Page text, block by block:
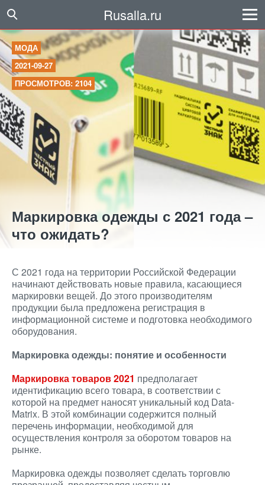
Rusalla.ru
МОДА
2021-09-27
ПРОСМОТРОВ: 2104
Маркировка одежды с 2021 года –
что ожидать?
С 2021 года на территории Российской Федерации
начинают действовать новые правила, касающиеся
маркировки вещей. До этого производителям
продукции была предложена регистрация в
информационной системе и подготовка необходимого
оборудования.
Маркировка одежды: понятие и особенности
Маркировка товаров 2021 предполагает
идентификацию всего товара, в соответствии с
которой на предмет наносят уникальный код Data-
Matrix. В этой комбинации содержится полный
перечень информации, необходимой для
осуществления контроля за оборотом товаров на
рынке.
Маркировка одежды позволяет сделать торговлю